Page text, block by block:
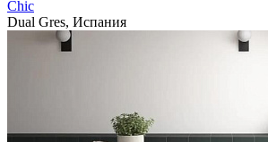
Chic
Dual Gres, Испания